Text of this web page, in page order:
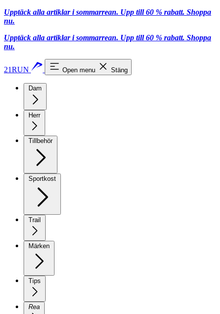
Upptäck alla artiklar i sommarrean. Upp till 60 % rabatt. Shoppa
nu.
Upptäck alla artiklar i sommarrean. Upp till 60 % rabatt. Shoppa
nu.
21RUN Open menu Stäng
Dam
Herr
Tillbehör
Sportkost
Trail
Märken
Tips
Rea